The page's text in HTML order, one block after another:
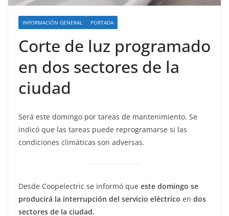
INFORMACIÓN GENERAL PORTADA
Corte de luz programado
en dos sectores de la
ciudad
Será este domingo por tareas de mantenimiento. Se
indicó que las tareas puede reprogramarse si las
condiciones climáticas son adversas.
Desde Coopelectric se informó que este domingo se
producirá la interrupción del servicio eléctrico en dos
sectores de la ciudad.